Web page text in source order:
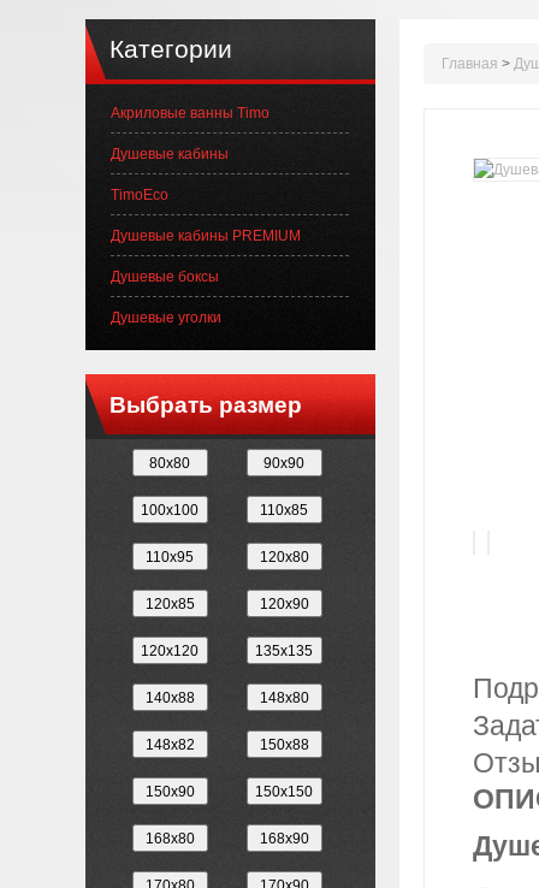
Главная >
Категории
Акриловые ванны Timo
Душевые кабины
TimoEco
Душевые кабины PREMIUM
Душевые боксы
Душевые уголки
Выбрать размер